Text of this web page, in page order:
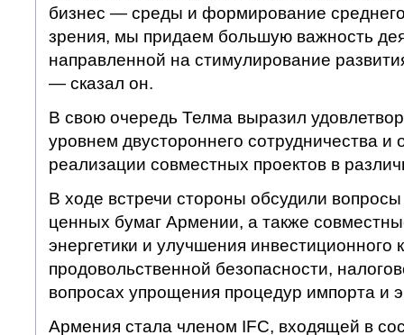
бизнес — среды и формирование среднего
зрения, мы придаем большую важность
направленной на стимулирование
— сказал он.
В свою очередь Телма выразил
уровнем двустороннего сотрудничества и
реализации совместных проектов в
В ходе встречи стороны обсудили
ценных бумаг Армении, а также
энергетики и улучшения
продовольственной безопасности,
вопросах упрощения процедур импорта и
Армения стала членом IFC, входящей в